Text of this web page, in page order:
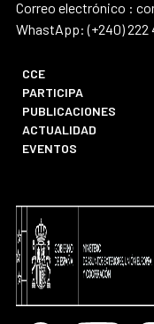
Correo electrónico :
WhastApp: (+240) 222
CCE
PARTICIPA
PUBLICACIONES
ACTUALIDAD
EVENTOS